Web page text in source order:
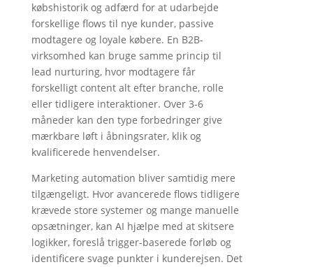
købshistorik og adfærd for at udarbejde
forskellige flows til nye kunder, passive
modtagere og loyale købere. En B2B-
virksomhed kan bruge samme princip til
lead nurturing, hvor modtagere får
forskelligt content alt efter branche, rolle
eller tidligere interaktioner. Over 3-6
måneder kan den type forbedringer give
mærkbare løft i åbningsrater, klik og
kvalificerede henvendelser.
Marketing automation bliver samtidig mere
tilgængeligt. Hvor avancerede flows tidligere
krævede store systemer og mange manuelle
opsætninger, kan AI hjælpe med at skitsere
logikker, foreslå trigger-baserede forløb og
identificere svage punkter i kunderejsen. Det